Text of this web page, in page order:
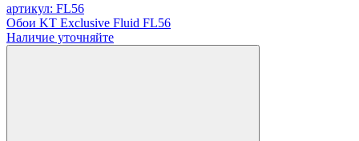
артикул: FL56
Обои KT Exclusive Fluid FL56
Наличие уточняйте